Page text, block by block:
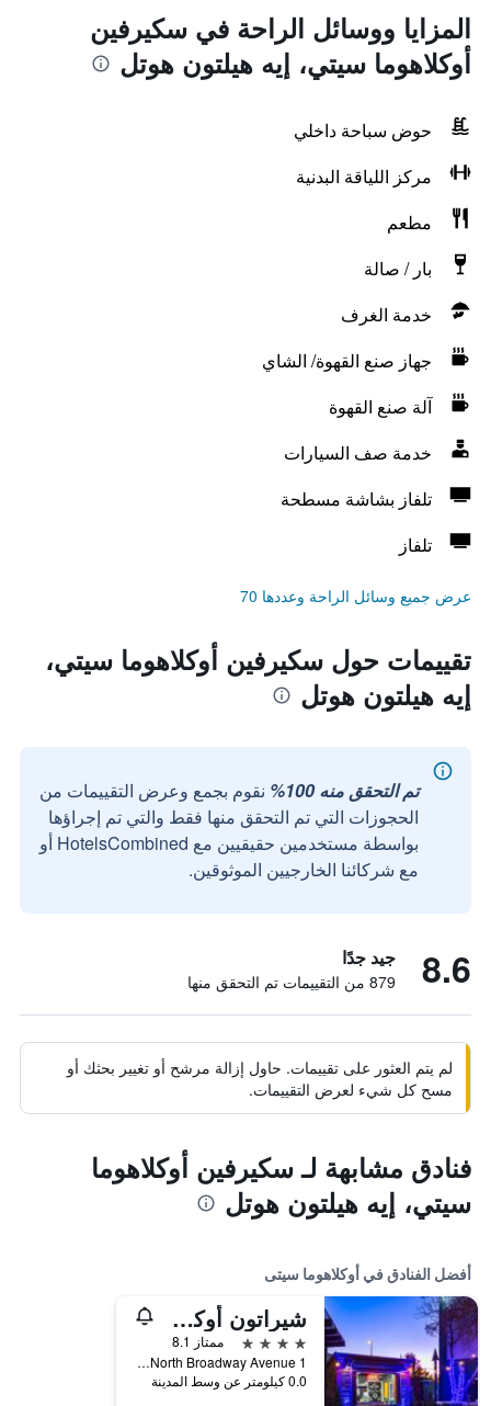
المزايا ووسائل الراحة في سكيرفين
أوكلاهوما سيتي، إيه هيلتون هوتل
حوض سباحة داخلي
مركز اللياقة البدنية
مطعم
بار / صالة
خدمة الغرف
جهاز صنع القهوة/ الشاي
آلة صنع القهوة
خدمة صف السيارات
تلفاز بشاشة مسطحة
تلفاز
عرض جميع وسائل الراحة وعددها 70
تقييمات حول سكيرفين أوكلاهوما سيتي،
إيه هيلتون هوتل
تم التحقق منه 100%
نقوم بجمع وعرض التقييمات من
الحجوزات التي تم التحقق منها فقط والتي تم إجراؤها
بواسطة مستخدمين حقيقيين مع HotelsCombined أو
مع شركائنا الخارجيين الموثوقين.
8.6 جيد جدًا
879 من التقييمات تم التحقق منها
لم يتم العثور على تقييمات. حاول إزالة مرشح أو تغيير بحثك أو
مسح كل شيء لعرض التقييمات.
فنادق مشابهة لـ سكيرفين أوكلاهوما
سيتي، إيه هيلتون هوتل
أفضل الفنادق في أوكلاهوما سيتى
شيراتون أوكلاهوما سيتي داونتاون هوتل
4 نجوم
ممتاز 8.1
1 North Broadway Avenue, أوكلاهوما سيتى, OK, الولايات المتحدة الأميريكية
0.0 كيلومتر عن وسط المدينة